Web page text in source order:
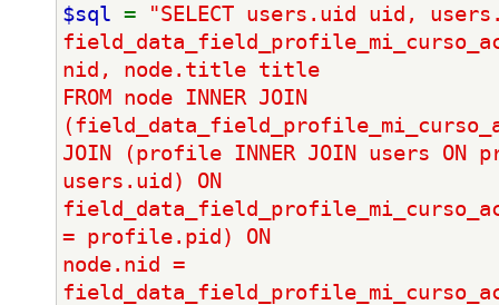
$sql =
"SELECT users.uid uid,
nid, node.title title
FROM node INNER JOIN
JOIN (profile INNER JOIN users
users.uid) ON
= profile.pid) ON
node.nid =